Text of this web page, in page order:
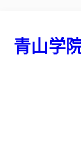
青山学